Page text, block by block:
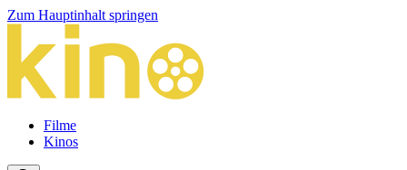
Zum Hauptinhalt springen
Filme
Kinos